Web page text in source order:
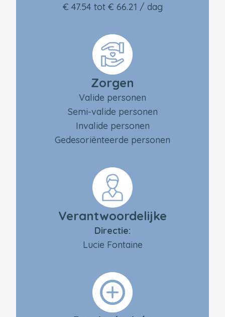
€ 47.54 tot € 66.21 / dag
Zorgen
Valide personen
Semi-valide personen
Invalide personen
Gedesoriënteerde personen
Verantwoordelijke
Directie:
Lucie Fontaine